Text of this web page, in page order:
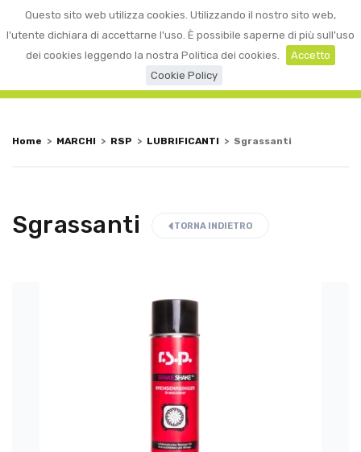
Questo sito web utilizza cookies. Utilizzando il nostro sito web,
l'utente dichiara di accettarne l'uso. È possibile saperne di più sull'uso
dei cookies leggendo la nostra Politica dei cookies.
Accetto
Cookie Policy
☰ 0
Home > MARCHI > RSP > LUBRIFICANTI > Sgrassanti
Sgrassanti TORNA INDIETRO